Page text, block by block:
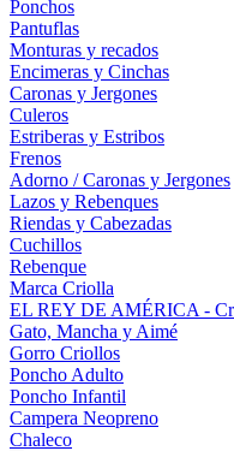
Ponchos
Pantuflas
Monturas y recados
Encimeras y Cinchas
Caronas y Jergones
Culeros
Estriberas y Estribos
Frenos
Adorno / Caronas y Jergones
Lazos y Rebenques
Riendas y Cabezadas
Cuchillos
Rebenque
Marca Criolla
EL REY DE AMÉRICA -
Gato, Mancha y Aimé
Gorro Criollos
Poncho Adulto
Poncho Infantil
Campera Neopreno
Chaleco